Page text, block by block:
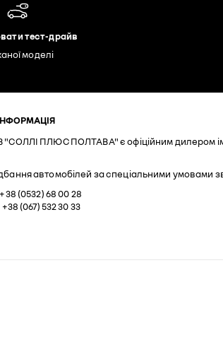
тест-драйв
моделі
"СОЛЛІ ПЛЮС ПОЛТАВА" є офіційним дилером
автомобілей за спеціальними умовами
(0532) 68 00 28
(067) 532 30 33